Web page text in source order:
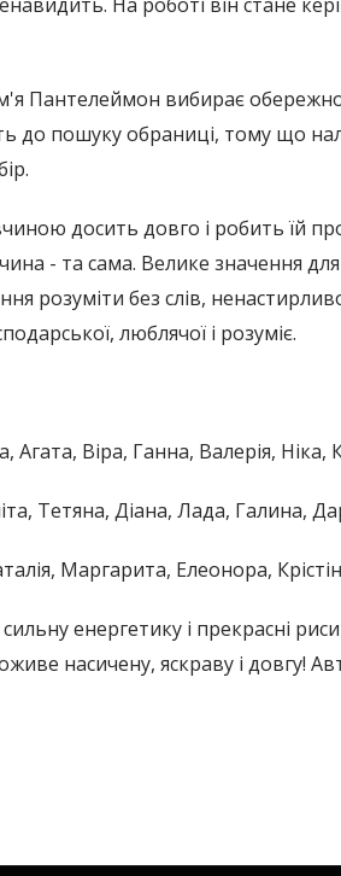
Пантелеймон вибирає
до пошуку обраниці, тому що
досить довго і робить їй
- та сама. Велике значення для
розуміти без слів,
люблячої і розуміє.
Агата, Віра, Ганна, Валерія,
Тетяна, Діана, Лада, Галина,
Маргарита, Елеонора,
енергетику і прекрасні
насичену, яскраву і довгу!